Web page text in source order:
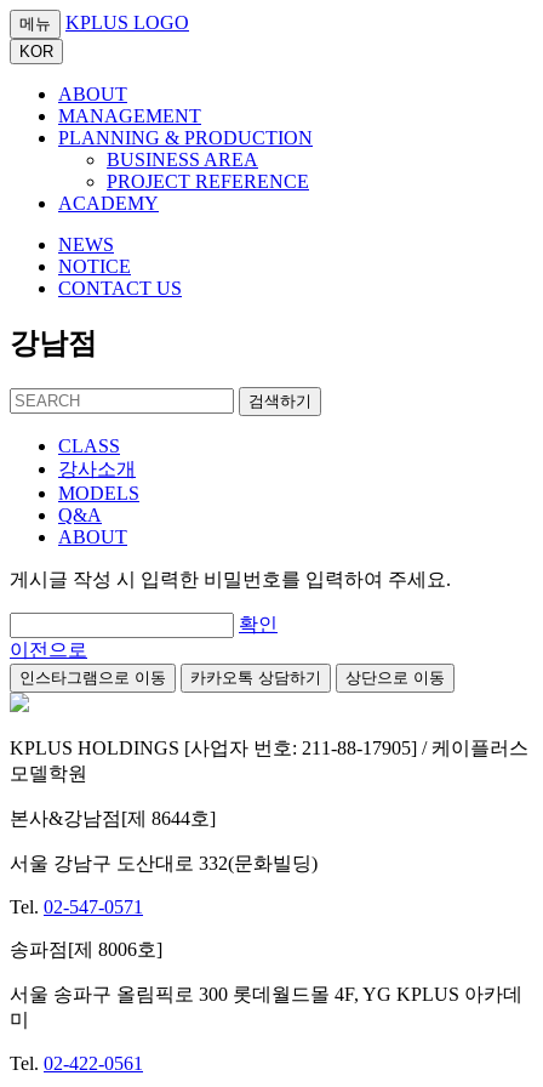
메뉴 KPLUS LOGO
KOR
ABOUT
MANAGEMENT
PLANNING & PRODUCTION
BUSINESS AREA
PROJECT REFERENCE
ACADEMY
NEWS
NOTICE
CONTACT US
강남점
검색하기
CLASS
강사소개
MODELS
Q&A
ABOUT
게시글 작성 시 입력한 비밀번호를 입력하여 주세요.
확인
이전으로
인스타그램으로 이동 카카오톡 상담하기 상단으로 이동
KPLUS HOLDINGS [사업자 번호: 211-88-17905] / 케이플러스
모델학원
본사&강남점[제 8644호]
서울 강남구 도산대로 332(문화빌딩)
Tel. 02-547-0571
송파점[제 8006호]
서울 송파구 올림픽로 300 롯데월드몰 4F, YG KPLUS 아카데
미
Tel. 02-422-0561